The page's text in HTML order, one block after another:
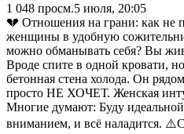
1 048 просм.5 июля, 20:05
💔 Отношения на грани: как не
женщины в удобную
можно обманывать себя? Вы
Вроде спите в одной кровати,
бетонная стена холода. Он
просто НЕ ХОЧЕТ. Женская
Многие думают: Буду
вниманием, и всё наладится.